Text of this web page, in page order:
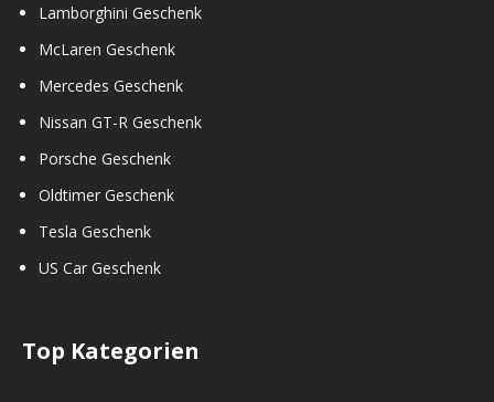
Lamborghini Geschenk
McLaren Geschenk
Mercedes Geschenk
Nissan GT-R Geschenk
Porsche Geschenk
Oldtimer Geschenk
Tesla Geschenk
US Car Geschenk
Top Kategorien